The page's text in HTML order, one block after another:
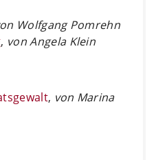
Wolfgang Pomrehn
, von Angela Klein
, von Marina